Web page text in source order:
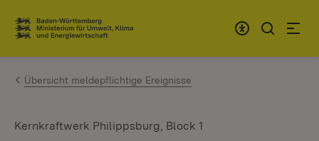
Zum Inhalt springen
Link zur Startseite
Übersicht meldepflichtige Ereignisse
Kernkraftwerk Philippsburg, Block 1